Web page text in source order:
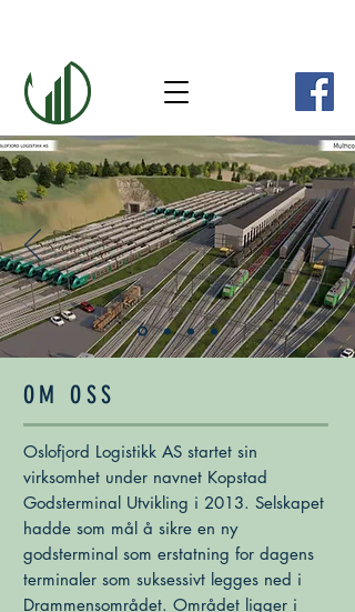
OM OSS
Oslofjord Logistikk AS startet sin
virksomhet under navnet Kopstad
Godsterminal Utvikling i 2013. Selskapet
hadde som mål å sikre en ny
godsterminal som erstatning for dagens
terminaler som suksessivt legges ned i
Drammensområdet. Området ligger i